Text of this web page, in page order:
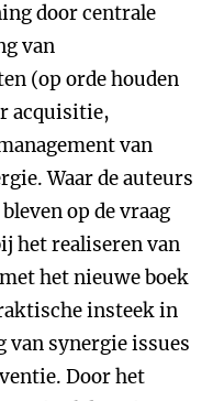
door centrale
van
(op orde houden
acquisitie,
van
Waar de auteurs
op de vraag
het realiseren van
het nieuwe boek
insteek in
van synergie issues
Door het